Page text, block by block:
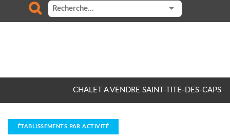
CHALET A VENDRE SAINT-TITE-DES-CAPS
ÉTABLISSEMENTS PAR ACTIVITÉ